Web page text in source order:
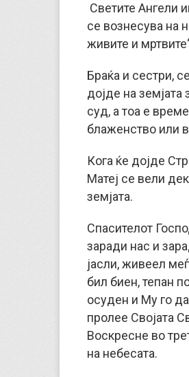
Светите Ангели
се вознесува на
живите и
Браќа и сестри,
дојде на
суд, а тоа е
блаженство или
Кога ќе дојде
Матеј се вели
земјата.
Спасителот
заради нас и
јасли, живеел
бил биен, тепан
осуден и Му го
пролее Својата
Воскресне во
на небесата.